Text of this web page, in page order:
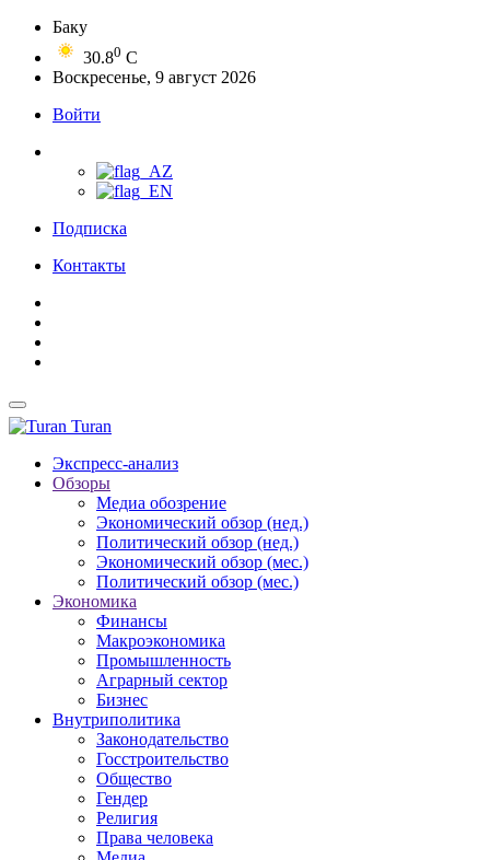
Баку
30.80 C
Воскресенье, 9 август 2026
Войти
Подписка
Контакты
Turan
Экспресс-анализ
Обзоры
Медиа обозрение
Экономический обзор (нед.)
Политический обзор (нед.)
Экономический обзор (мес.)
Политический обзор (мес.)
Экономика
Финансы
Макроэкономика
Промышленность
Аграрный сектор
Бизнес
Внутриполитика
Законодательство
Госстроительство
Общество
Гендер
Религия
Права человека